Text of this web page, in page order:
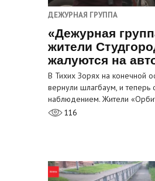
ДЕЖУРНАЯ ГРУППА
«Дежурная
жители
жалуются на
В Тихих Зорях на конечной
вернули шлагбаум, и теперь
наблюдением. Жители
116